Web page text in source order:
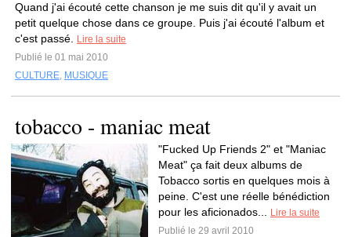
Quand j'ai écouté cette chanson je me suis dit qu'il y avait un
petit quelque chose dans ce groupe. Puis j'ai écouté l'album et
c'est passé.
Lire la suite
Publié le 01 mai 2010
CULTURE, MUSIQUE
tobacco - maniac meat
"Fucked Up Friends 2" et "Maniac
Meat" ça fait deux albums de
Tobacco sortis en quelques mois à
peine. C'est une réelle bénédiction
pour les aficionados...
Lire la suite
Publié le 29 avril 2010